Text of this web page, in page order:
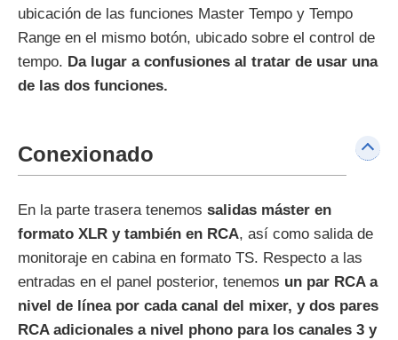
ubicación de las funciones Master Tempo y Tempo
Range en el mismo botón, ubicado sobre el control de
tempo. Da lugar a confusiones al tratar de usar una
de las dos funciones.
Conexionado
En la parte trasera tenemos salidas máster en
formato XLR y también en RCA, así como salida de
monitoraje en cabina en formato TS. Respecto a las
entradas en el panel posterior, tenemos un par RCA a
nivel de línea por cada canal del mixer, y dos pares
RCA adicionales a nivel phono para los canales 3 y